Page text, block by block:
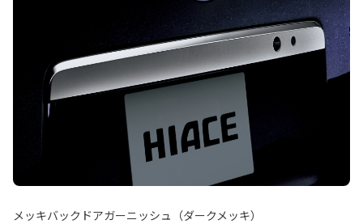
メッキバックドアガーニッシュ（ダークメッキ）